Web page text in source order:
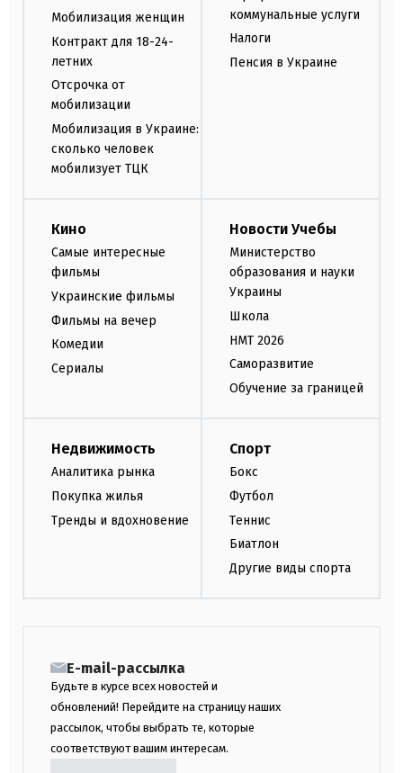
Мобилизация женщин
Контракт для 18-24-
летних
Отсрочка от
мобилизации
Мобилизация в Украине:
сколько человек
мобилизует ТЦК
коммунальные услуги
Налоги
Пенсия в Украине
Кино
Самые интересные
фильмы
Украинские фильмы
Фильмы на вечер
Комедии
Сериалы
Новости Учебы
Министерство
образования и науки
Украины
Школа
НМТ 2026
Саморазвитие
Обучение за границей
Недвижимость
Аналитика рынка
Покупка жилья
Тренды и вдохновение
Спорт
Бокс
Футбол
Теннис
Биатлон
Другие виды спорта
E-mail-рассылка
Будьте в курсе всех новостей и
обновлений! Перейдите на страницу наших
рассылок, чтобы выбрать те, которые
соответствуют вашим интересам.